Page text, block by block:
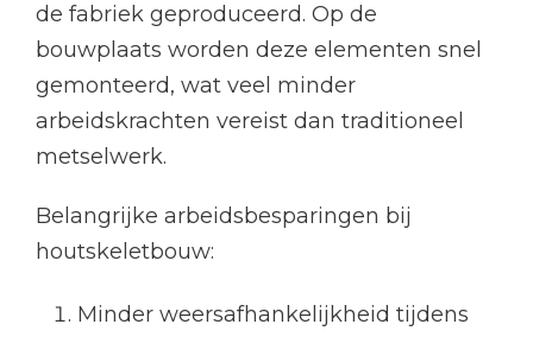
de fabriek geproduceerd. Op de
bouwplaats worden deze elementen snel
gemonteerd, wat veel minder
arbeidskrachten vereist dan traditioneel
metselwerk.
Belangrijke arbeidsbesparingen bij
houtskeletbouw:
Minder weersafhankelijkheid tijdens